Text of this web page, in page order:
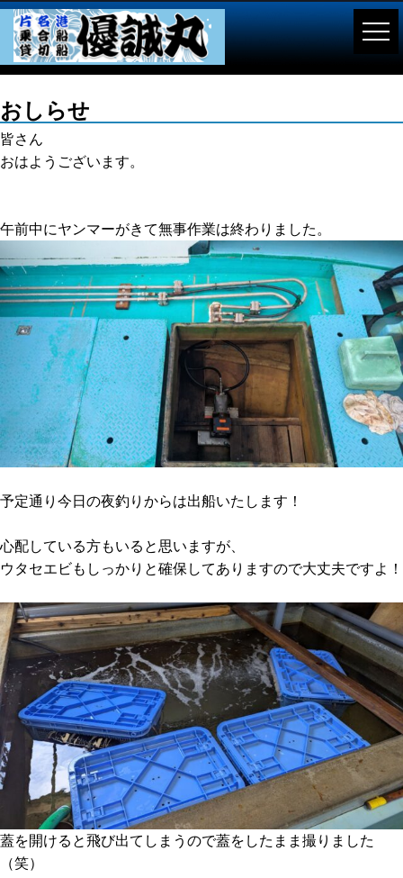
おしらせ
皆さん
おはようございます。
午前中にヤンマーがきて無事作業は終わりました。
予定通り今日の夜釣りからは出船いたします！
心配している方もいると思いますが、
ウタセエビもしっかりと確保してありますので大丈夫ですよ！
蓋を開けると飛び出てしまうので蓋をしたまま撮りました
（笑）